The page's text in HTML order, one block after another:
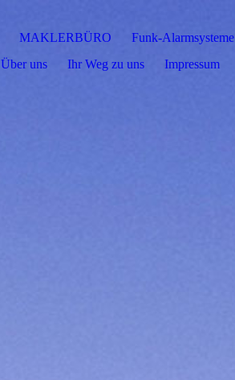
MAKLERBÜRO
Funk-Alarmsysteme
Über uns Ihr Weg zu uns
Impressum